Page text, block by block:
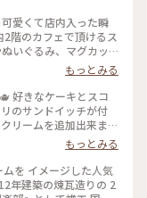
愛くて店内入った瞬
階のカフェで頂けるス
いぐるみ、マグカッ
することが出来ます✨
トグリーンが 映えて
もっとみる
好きなケーキとスコ
のサンドイッチが付
リームを追加出来ます
をチョイス。 ケーキ
キです🍓 ウェッジウ
いです😳 ケーキも1ピ
コーンは温かく香り
もっとみる
を イメージした人気
年建築の煉瓦造りの 2